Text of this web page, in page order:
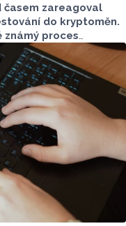
časem zareagoval
do kryptoměn.
známý proces
účet využili
nechal „protéct“